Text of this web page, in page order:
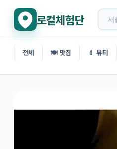
로컬체험단
전체 🍽️ 맛집 💄 뷰티